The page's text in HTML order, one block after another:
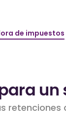
de impuestos